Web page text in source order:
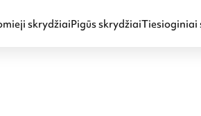
skrydžiaiPigūs skrydžiaiTiesioginiai